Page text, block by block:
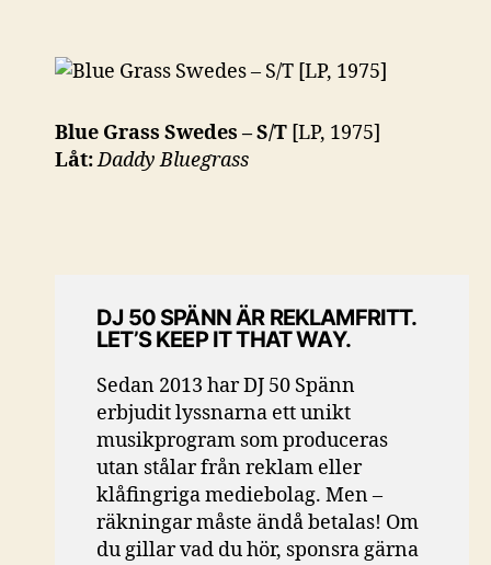
Blue Grass Swedes – S/T [LP, 1975]
Låt:Daddy Bluegrass
DJ 50 SPÄNN ÄR REKLAMFRITT.
LET’S KEEP IT THAT WAY.
Sedan 2013 har DJ 50 Spänn
erbjudit lyssnarna ett unikt
musikprogram som produceras
utan stålar från reklam eller
klåfingriga mediebolag. Men –
räkningar måste ändå betalas! Om
du gillar vad du hör, sponsra gärna